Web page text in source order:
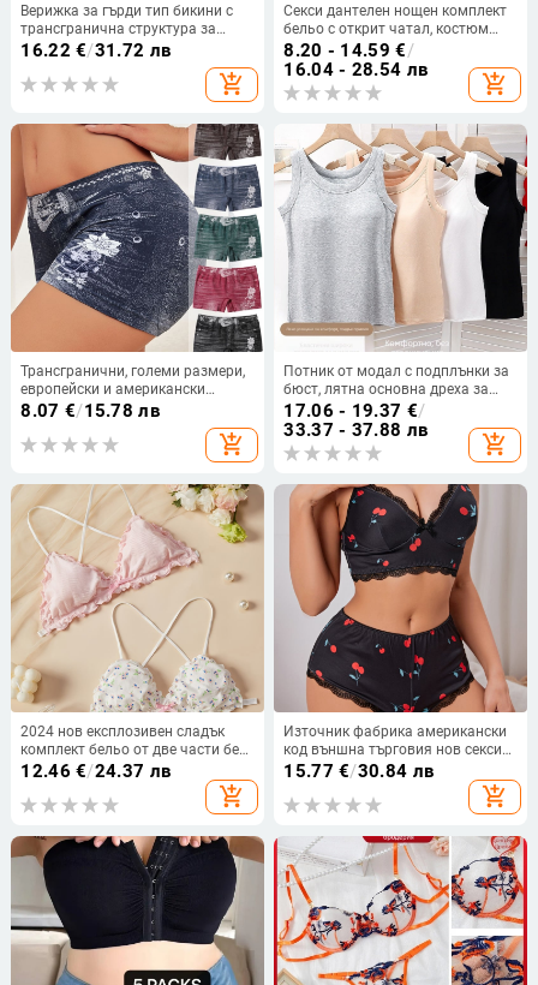
Верижка за гърди тип бикини с
трансгранична структура за
жени, кожени стикери за гърди,
без нужда от носене на бельо,
секси калъфи за зърна във
формата на сърце, повдигане и
16.22 €/31.72 лв
add_shopping_cart
Секси дантелен нощен комплект
бельо с открит чатал, костюм
камериерка за ролеви игри
8.20 - 14.59 €/
16.04 - 28.54 лв
add_shopping_cart
Трансгранични, големи размери,
европейски и американски
дамски безшевни бельо, носещи
дишащи боксерки със средна
8.07 €/15.78 лв
add_shopping_cart
Потник от модал с подплънки за
бюст, лятна основна дреха за
носене навън, покрива бюста
17.06 - 19.37 €/
33.37 - 37.88 лв
add_shopping_cart
2024 нов експлозивен сладък
комплект бельо от две части без
стоманени пръстени
12.46 €/24.37 лв
add_shopping_cart
Източник фабрика американски
код външна търговия нов секси
бельо костюм разширяем код
поколение Y1108.
15.77 €/30.84 лв
add_shopping_cart